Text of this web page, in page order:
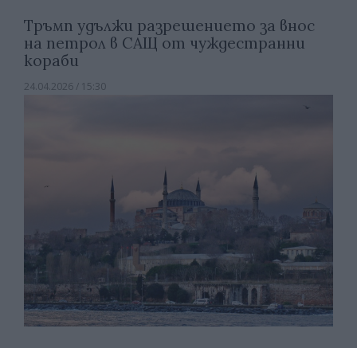
Тръмп удължи разрешението за внос
на петрол в САЩ от чуждестранни
кораби
24.04.2026 / 15:30